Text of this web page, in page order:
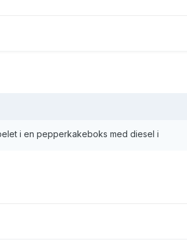
i en pepperkakeboks med diesel i